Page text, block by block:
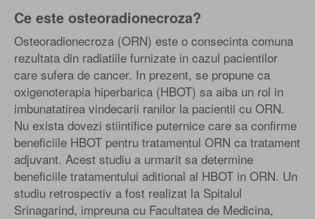
Ce este osteoradionecroza?
Osteoradionecroza (ORN) este o consecinta comuna
rezultata din radiatiile furnizate in cazul pacientilor
care sufera de cancer. In prezent, se propune ca
oxigenoterapia hiperbarica (HBOT) sa aiba un rol in
imbunatatirea vindecarii ranilor la pacientii cu ORN.
Nu exista dovezi stiintifice puternice care sa confirme
beneficiile HBOT pentru tratamentul ORN ca tratament
adjuvant. Acest studiu a urmarit sa determine
beneficiile tratamentului aditional al HBOT in ORN. Un
studiu retrospectiv a fost realizat la Spitalul
Srinagarind, impreuna cu Facultatea de Medicina,